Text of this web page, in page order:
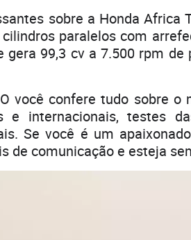
sobre a Honda Africa
paralelos com
gera 99,3 cv a 7.500 rpm
você confere tudo sobre o
e internacionais, testes
Se você é um
de comunicação e esteja